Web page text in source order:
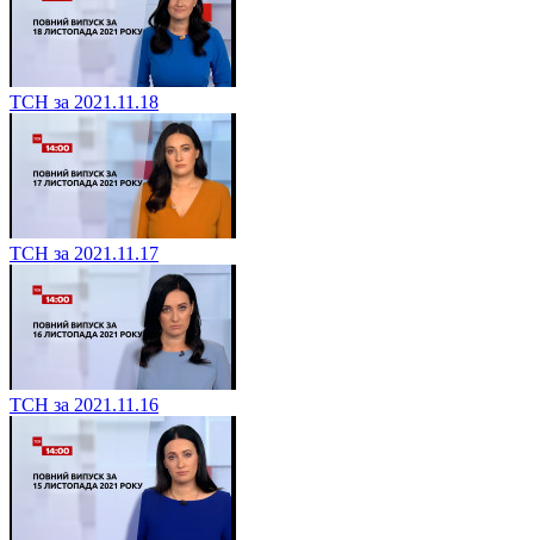
ТСН за 2021.11.18
ТСН за 2021.11.17
ТСН за 2021.11.16